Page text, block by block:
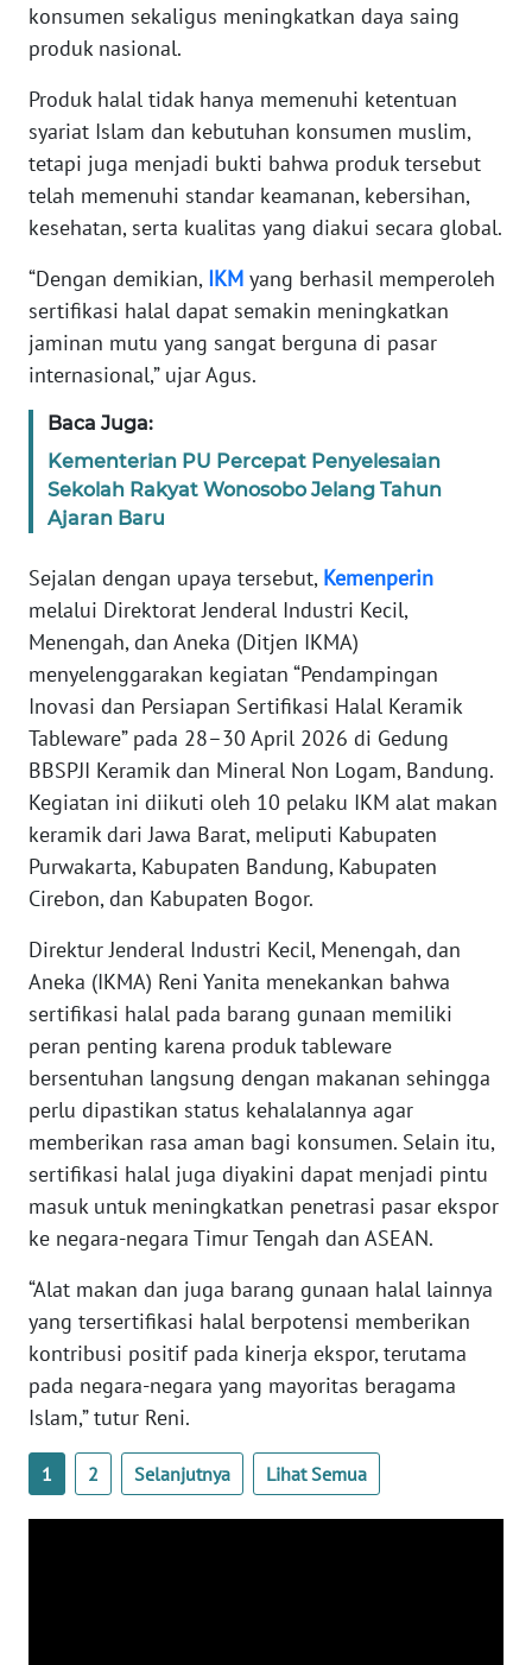
konsumen sekaligus meningkatkan daya saing
produk nasional.
Produk halal tidak hanya memenuhi ketentuan
syariat Islam dan kebutuhan konsumen muslim,
tetapi juga menjadi bukti bahwa produk tersebut
telah memenuhi standar keamanan, kebersihan,
kesehatan, serta kualitas yang diakui secara global.
“Dengan demikian, IKM yang berhasil memperoleh
sertifikasi halal dapat semakin meningkatkan
jaminan mutu yang sangat berguna di pasar
internasional,” ujar Agus.
Baca Juga:
Kementerian PU Percepat Penyelesaian
Sekolah Rakyat Wonosobo Jelang Tahun
Ajaran Baru
Sejalan dengan upaya tersebut, Kemenperin
melalui Direktorat Jenderal Industri Kecil,
Menengah, dan Aneka (Ditjen IKMA)
menyelenggarakan kegiatan “Pendampingan
Inovasi dan Persiapan Sertifikasi Halal Keramik
Tableware” pada 28–30 April 2026 di Gedung
BBSPJI Keramik dan Mineral Non Logam, Bandung.
Kegiatan ini diikuti oleh 10 pelaku IKM alat makan
keramik dari Jawa Barat, meliputi Kabupaten
Purwakarta, Kabupaten Bandung, Kabupaten
Cirebon, dan Kabupaten Bogor.
Direktur Jenderal Industri Kecil, Menengah, dan
Aneka (IKMA) Reni Yanita menekankan bahwa
sertifikasi halal pada barang gunaan memiliki
peran penting karena produk tableware
bersentuhan langsung dengan makanan sehingga
perlu dipastikan status kehalalannya agar
memberikan rasa aman bagi konsumen. Selain itu,
sertifikasi halal juga diyakini dapat menjadi pintu
masuk untuk meningkatkan penetrasi pasar ekspor
ke negara-negara Timur Tengah dan ASEAN.
“Alat makan dan juga barang gunaan halal lainnya
yang tersertifikasi halal berpotensi memberikan
kontribusi positif pada kinerja ekspor, terutama
pada negara-negara yang mayoritas beragama
Islam,” tutur Reni.
1 2 Selanjutnya Lihat Semua
JABAR
WN
BANTEN
WN
NTT
KEPRI
WN
PAPUA
PAPUA
BARAT
RIAU
WN
SERAMBI
WN
JAMBI
WN
SULTRA
WN
WN
SULTENG
WN
SULBAR
WN
WN
SUMBAR
WN
SUMSEL
WN
BENGKULU
WN